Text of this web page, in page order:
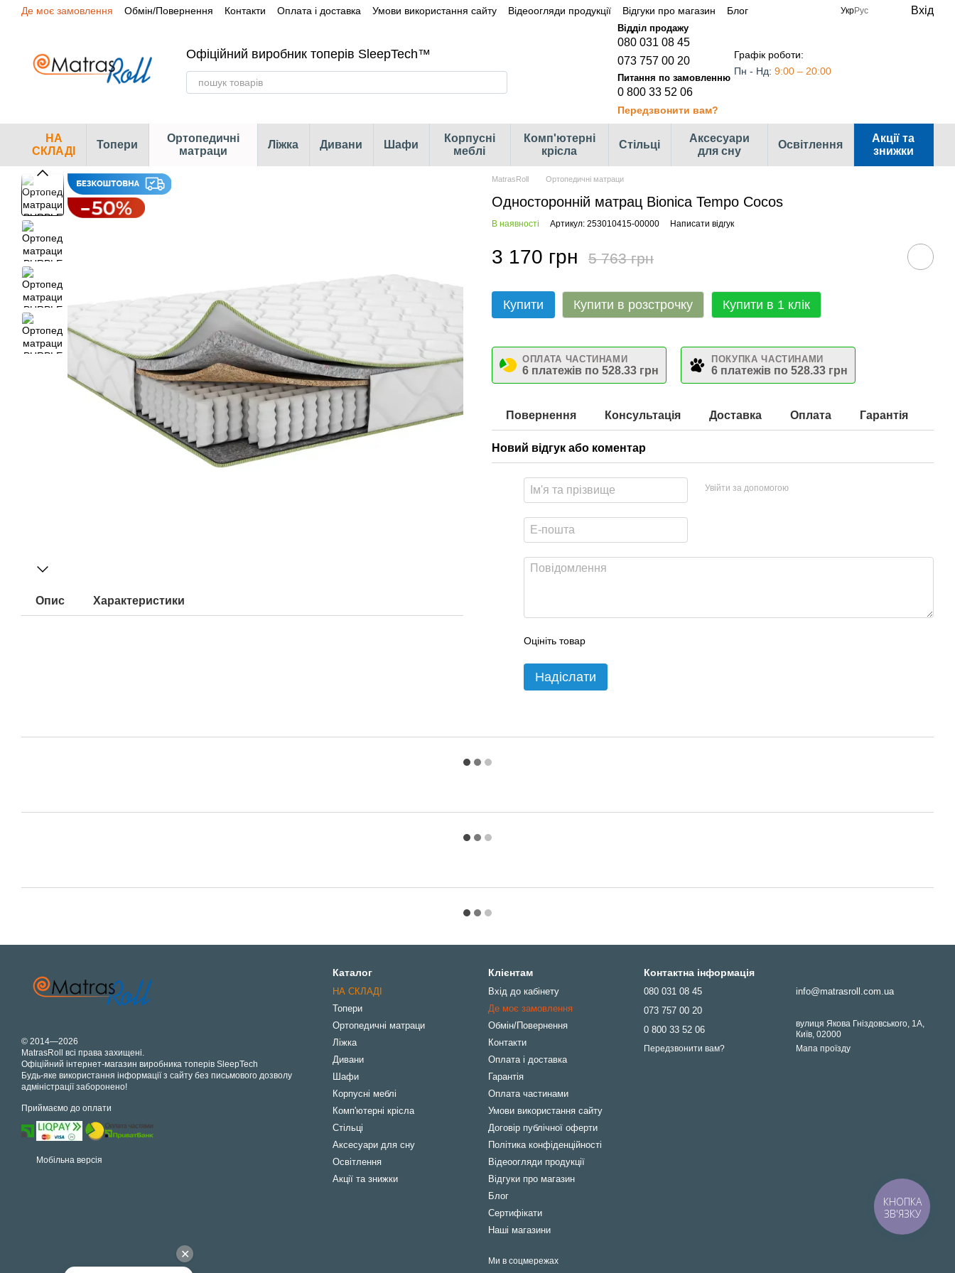
Перейти до основного контенту
Де моє замовлення Обмін/Повернення Контакти Оплата і доставка Умови використання сайту Відеоогляди продукції Відгуки про магазин
Блог
УкрРус Вхід
Офіційний виробник топерів SleepTech™
080 031 08 45
073 757 00 20
0 800 33 52 06
Передзвонити вам?
Графік роботи:
Пн - Нд:9:00 – 20:00
НА
СКЛАДІ
Топери
Ортопедичні
матраци
Ліжка Дивани Шафи
Корпусні
меблі
Комп'ютерні
крісла
Стільці
Аксесуари
для сну
Освітлення
Акції та
знижки
Опис Характеристики
MatrasRoll Ортопедичні матраци
Односторонній матрац Bionica Tempo Cocos
В наявності Артикул: 253010415-00000 Написати відгук
3 170 грн 5 763 грн
Купити Купити в розстрочку Купити в 1 клік
ОПЛАТА ЧАСТИНАМИ
6 платежів по 528.33 грн
ПОКУПКА ЧАСТИНАМИ
6 платежів по 528.33 грн
Повернення Консультація Доставка Оплата Гарантія
Новий відгук або коментар
Увійти за допомогою
Оцініть товар
Надіслати
© 2014—2026
MatrasRoll всі права захищені.
Офіційний інтернет-магазин виробника топерів SleepTech
Будь-яке використання інформації з сайту без письмового дозволу
адміністрації заборонено!
Приймаємо до оплати
Мобільна версія
Каталог
НА СКЛАДІ
Топери
Ортопедичні матраци
Ліжка
Дивани
Шафи
Корпусні меблі
Комп'ютерні крісла
Стільці
Аксесуари для сну
Освітлення
Акції та знижки
Клієнтам
Вхід до кабінету
Де моє замовлення
Обмін/Повернення
Контакти
Оплата і доставка
Гарантія
Оплата частинами
Умови використання сайту
Договір публічної оферти
Політика конфіденційності
Відеоогляди продукції
Відгуки про магазин
Блог
Сертифікати
Наші магазини
Ми в соцмережах
Контактна інформація
080 031 08 45
073 757 00 20
0 800 33 52 06
Передзвонити вам?
info@matrasroll.com.ua
вулиця Якова Гніздовського, 1А,
Київ, 02000
Мапа проїзду
КНОПКА
ЗВ'ЯЗКУ